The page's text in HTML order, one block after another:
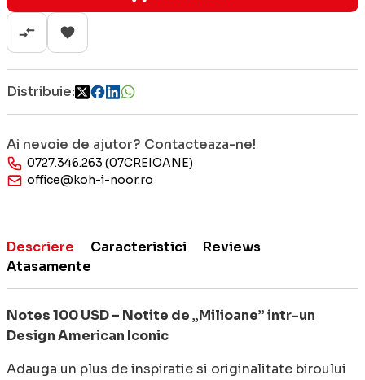
Distribuie:
Ai nevoie de ajutor? Contacteaza-ne!
0727.346.263 (07CREIOANE)
office@koh-i-noor.ro
Descriere Caracteristici
Reviews
Atasamente
Notes 100 USD – Notite de „Milioane” intr-un
Design American Iconic
Adauga un plus de inspiratie si originalitate biroului